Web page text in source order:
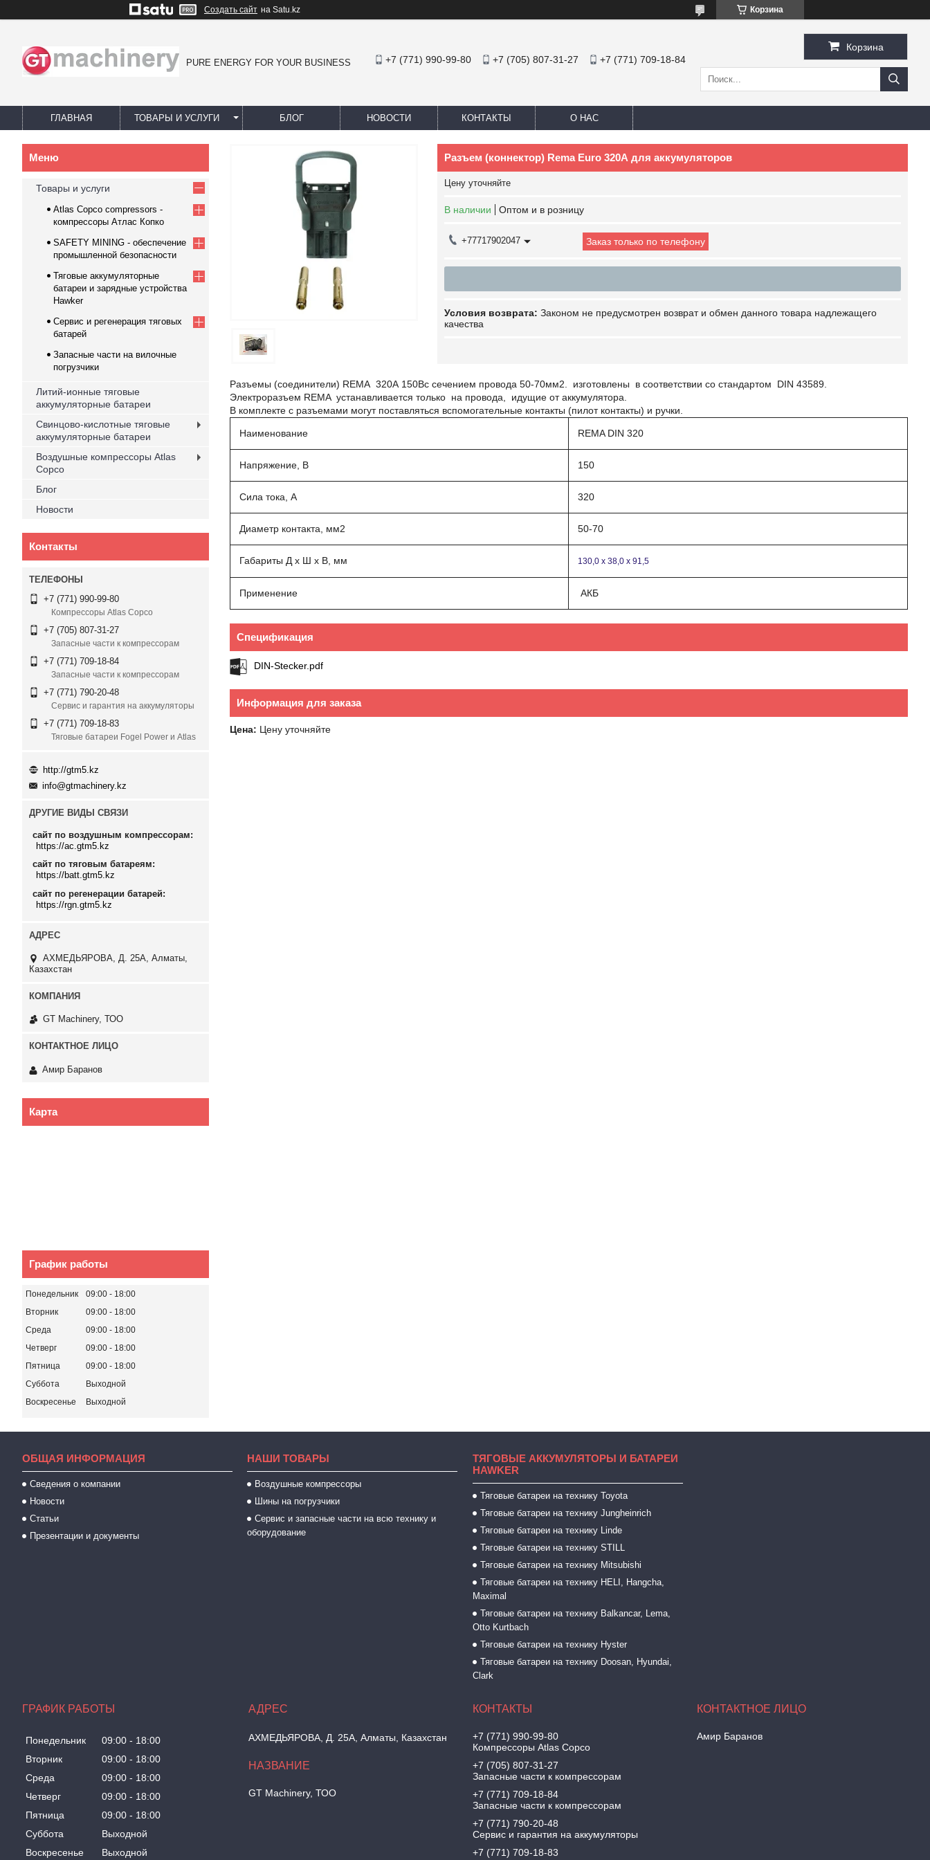
Создать сайт на Satu.kz Корзина
PURE ENERGY FOR YOUR BUSINESS +7 (771) 990-99-80 +7 (705) 807-31-27 +7 (771) 709-18-84
Корзина
ГЛАВНАЯ ТОВАРЫ И УСЛУГИ БЛОГ НОВОСТИ КОНТАКТЫ О НАС
Разъем (коннектор) Rema Euro 320А для аккумуляторов
Цену уточняйте
В наличии Оптом и в розницу
+77717902047 Заказ только по телефону
Законом не предусмотрен возврат и обмен данного товара надлежащего
качества
Разъемы (соединители) REMA 320А 150Вс сечением провода 50-70мм2. изготовлены в соответствии со стандартом DIN 43589.
Электроразъем REMA устанавливается только на провода, идущие от аккумулятора.
В комплекте с разъемами могут поставляться вспомогательные контакты (пилот контакты) и ручки.
Наименование REMA DIN 320
Напряжение, В 150
Сила тока, А 320
Диаметр контакта, мм2 50-70
Габариты Д х Ш х В, мм 130,0 х 38,0 х 91,5
Применение АКБ
Спецификация
DIN-Stecker.pdf
Информация для заказа
Цена: Цену уточняйте
Товары и услуги
Atlas Copco compressors -
компрессоры Атлас Копко
SAFETY MINING - обеспечение
промышленной безопасности
Тяговые аккумуляторные
батареи и зарядные устройства
Hawker
Cервис и регенерация тяговых
батарей
Запасные части на вилочные
погрузчики
Литий-ионные тяговые
аккумуляторные батареи
Свинцово-кислотные тяговые
аккумуляторные батареи
Воздушные компрессоры Atlas
Copco
Блог
Новости
Контакты
+7 (771) 990-99-80
Компрессоры Atlas Copco
+7 (705) 807-31-27
Запасные части к компрессорам
+7 (771) 709-18-84
Запасные части к компрессорам
+7 (771) 790-20-48
Сервис и гарантия на аккумуляторы
+7 (771) 709-18-83
Тяговые батареи Fogel Power и Atlas
http://gtm5.kz
info@gtmachinery.kz
ДРУГИЕ ВИДЫ СВЯЗИ
сайт по воздушным компрессорам
https://ac.gtm5.kz
сайт по тяговым батареям
https://batt.gtm5.kz
сайт по регенерации батарей
https://rgn.gtm5.kz
АХМЕДЬЯРОВА, Д. 25А, Алматы,
Казахстан
GT Machinery, ТОО
Амир Баранов
Карта
График работы
Понедельник 09:00
18:00
Вторник
09:00
18:00
Среда
09:00
18:00
Четверг
09:00
18:00
Пятница
09:00
18:00
Суббота
Выходной
Воскресенье
Выходной
ОБЩАЯ ИНФОРМАЦИЯ
Сведения о компании
Новости
Статьи
Презентации и документы
НАШИ ТОВАРЫ
Воздушные компрессоры
Шины на погрузчики
Сервис и запасные части на всю технику и
оборудование
ТЯГОВЫЕ АККУМУЛЯТОРЫ И БАТАРЕИ
HAWKER
Тяговые батареи на технику Toyota
Тяговые батареи на технику Jungheinrich
Тяговые батареи на технику Linde
Тяговые батареи на технику STILL
Тяговые батареи на технику Mitsubishi
Тяговые батареи на технику HELI, Hangcha,
Maximal
Тяговые батареи на технику Balkancar, Lema,
Otto Kurtbach
Тяговые батареи на технику Hyster
Тяговые батареи на технику Doosan, Hyundai,
Clark
ГРАФИК РАБОТЫ
Понедельник 09:00
18:00
Вторник
09:00
18:00
Среда
09:00
18:00
Четверг
09:00
18:00
Пятница
09:00
18:00
Суббота
Выходной
Воскресенье
Выходной
АХМЕДЬЯРОВА, Д. 25А, Алматы, Казахстан
GT Machinery, ТОО
+7 (771) 990-99-80
Компрессоры Atlas Copco
+7 (705) 807-31-27
Запасные части к компрессорам
+7 (771) 709-18-84
Запасные части к компрессорам
+7 (771) 790-20-48
Сервис и гарантия на аккумуляторы
+7 (771) 709-18-83
Амир Баранов